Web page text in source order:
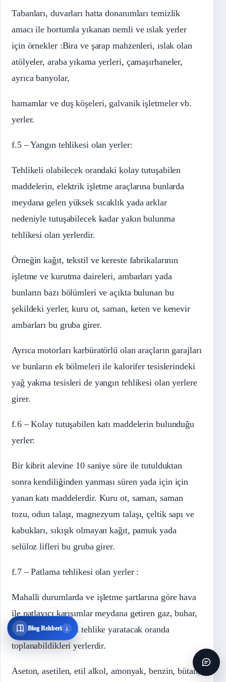
Tabanları, duvarları hatta donanımları temizlik
amacı ile hortumla yıkanan nemli ve ıslak yerler
için örnekler :Bira ve şarap mahzenleri, ıslak olan
atölyeler, araba yıkama yerleri, çamaşırhaneler,
ayrıca banyolar,
hamamlar ve duş köşeleri, galvanik işletmeler vb.
yerler.
f.5 – Yangın tehlikesi olan yerler:
Tehlikeli olabilecek orandaki kolay tutuşabilen
maddelerin, elektrik işletme araçlarına bunlarda
meydana gelen yüksek sıcaklık yada arklar
nedeniyle tutuşabilecek kadar yakın bulunma
tehlikesi olan yerlerdir.
Örneğin kağıt, tekstil ve kereste fabrikalarının
işletme ve kurutma daireleri, ambarları yada
bunların bazı bölümleri ve açıkta bulunan bu
şekildeki yerler, kuru ot, saman, keten ve kenevir
ambarları bu gruba girer.
Ayrıca motorları karbüratörlü olan araçların garajları
ve bunların ek bölmeleri ile kalorifer tesislerindeki
yağ yakma tesisleri de yangın tehlikesi olan yerlere
girer.
f.6 – Kolay tutuşabilen katı maddelerin bulunduğu
yerler:
Bir kibrit alevine 10 saniye süre ile tutulduktan
sonra kendiliğinden yanması süren yada için için
yanan katı maddelerdir. Kuru ot, saman, saman
tozu, odun talaşı, magnezyum talaşı, çeltik sapı ve
kabukları, sıkışık olmayan kağıt, pamuk yada
selüloz lifleri bu gruba girer.
f.7 – Patlama tehlikesi olan yerler :
Mahalli durumlarda ve işletme şartlarına göre hava
ile patlayıcı karışımlar meydana getiren gaz, buhar,
buğu yada tozların tehlike yaratacak oranda
toplanabildikleri yerlerdir.
Aseton, asetilen, etil alkol, amonyak, benzin, bütan,
Blog Rehberi ↓